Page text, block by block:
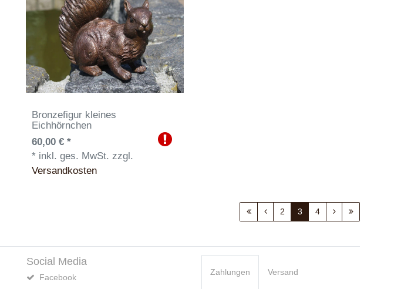
Bronzefigur kleines
Eichhörnchen
60,00 € *
* inkl. ges. MwSt. zzgl.
Versandkosten
2 3 4
Social Media
Facebook
Zahlungen Versand